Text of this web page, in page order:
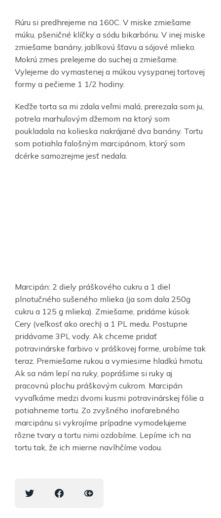
Rúru si predhrejeme na 160C. V miske zmiešame
múku, pšeničné klíčky a sódu bikarbónu. V inej miske
zmiešame banány, jablkovú šťavu a sójové mlieko.
Mokrú zmes prelejeme do suchej a zmiešame.
Vylejeme do vymastenej a múkou vysypanej tortovej
formy a pečieme 1 1/2 hodiny.
Keďže torta sa mi zdala veľmi malá, prerezala som ju,
potrela marhuľovým džemom na ktorý som
poukladala na kolieska nakrájané dva banány. Tortu
som potiahla falošným marcipánom, ktorý som
dcérke samozrejme jesť nedala.
Marcipán: 2 diely práškového cukru a 1 diel
plnotučného sušeného mlieka (ja som dala 250g
cukru a 125 g mlieka). Zmiešame, pridáme kúsok
Cery (veľkosť ako orech) a 1 PL medu. Postupne
pridávame 3PL vody. Ak chceme pridať
potravinárske farbivo v práškovej forme, urobíme tak
teraz. Premiešame rukou a vymiesime hladkú hmotu.
Ak sa nám lepí na ruky, poprášime si ruky aj
pracovnú plochu práškovým cukrom. Marcipán
vyvaľkáme medzi dvomi kusmi potravinárskej fólie a
potiahneme tortu. Zo zvyšného inofarebného
marcipánu si vykrojíme prípadne vymodelujeme
rôzne tvary a tortu nimi ozdobíme. Lepíme ich na
tortu tak, že ich mierne navlhčíme vodou.